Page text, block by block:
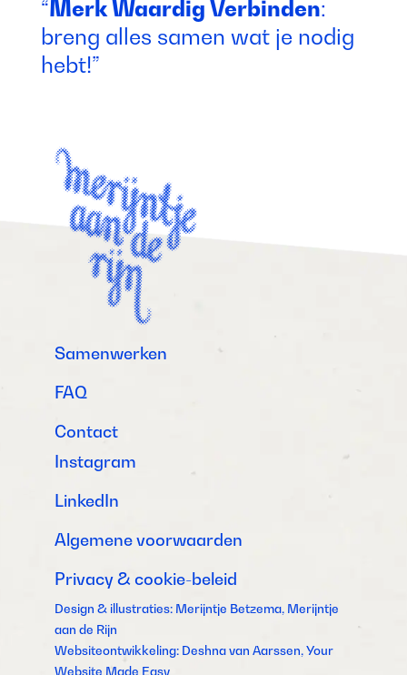
“Merk Waardig Verbinden:
breng alles samen wat je nodig
hebt!”
Samenwerken
FAQ
Contact
Instagram
LinkedIn
Algemene voorwaarden
Privacy & cookie-beleid
Design & illustraties: Merijntje Betzema, Merijntje
aan de Rijn
Websiteontwikkeling: Deshna van Aarssen, Your
Website Made Easy